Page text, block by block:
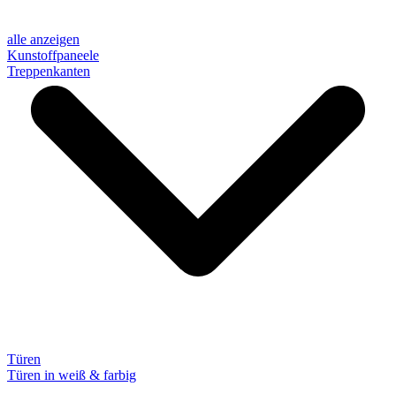
alle anzeigen
Kunstoffpaneele
Treppenkanten
Türen
Türen in weiß & farbig